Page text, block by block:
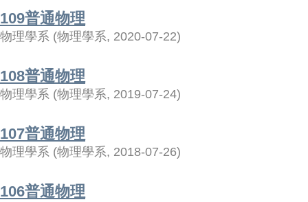
109普通物理
物理學系 (物理學系, 2020-07-22)
108普通物理
物理學系 (物理學系, 2019-07-24)
107普通物理
物理學系 (物理學系, 2018-07-26)
106普通物理